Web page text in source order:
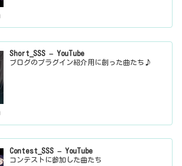
Short_SSS – YouTube
ブログのプラグイン紹介用に創った曲たち♪
Contest_SSS – YouTube
コンテストに参加した曲たち